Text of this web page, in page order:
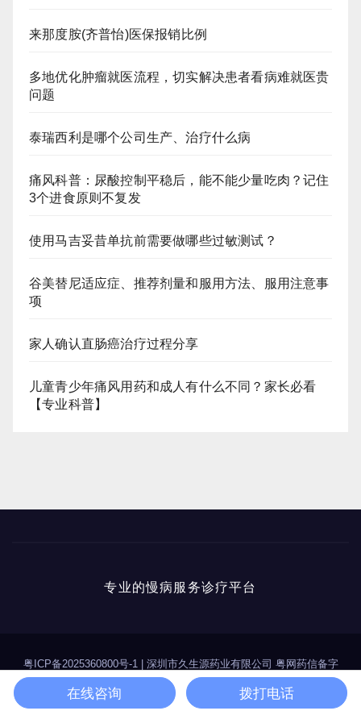
来那度胺(齐普怡)医保报销比例
多地优化肿瘤就医流程，切实解决患者看病难就医贵
问题
泰瑞西利是哪个公司生产、治疗什么病
痛风科普：尿酸控制平稳后，能不能少量吃肉？记住
3个进食原则不复发
使用马吉妥昔单抗前需要做哪些过敏测试？
谷美替尼适应症、推荐剂量和服用方法、服用注意事
项
家人确认直肠癌治疗过程分享
儿童青少年痛风用药和成人有什么不同？家长必看
【专业科普】
专业的慢病服务诊疗平台
粤ICP备2025360800号-1
深圳市久生源药业有限公司 粤网药信备字
（2025）第00114号
在线咨询 拨打电话